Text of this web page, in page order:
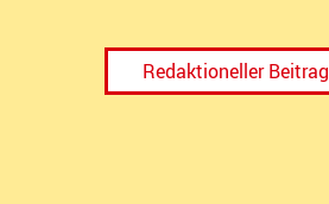
Redaktioneller Beitrag